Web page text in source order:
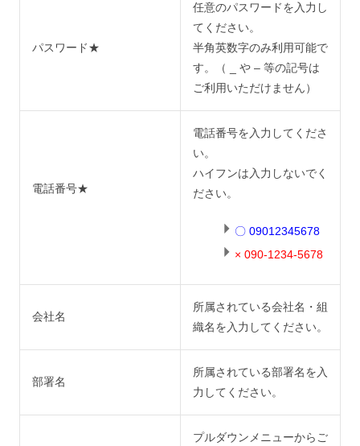
パスワード★
任意のパスワードを入力し
てください。
半角英数字のみ利用可能で
す。（ _ や – 等の記号は
ご利用いただけません）
電話番号★
電話番号を入力してくださ
い。
ハイフンは入力しないでく
ださい。
〇 09012345678
× 090-1234-5678
会社名
所属されている会社名・組
織名を入力してください。
部署名
所属されている部署名を入
力してください。
プルダウンメニューからご